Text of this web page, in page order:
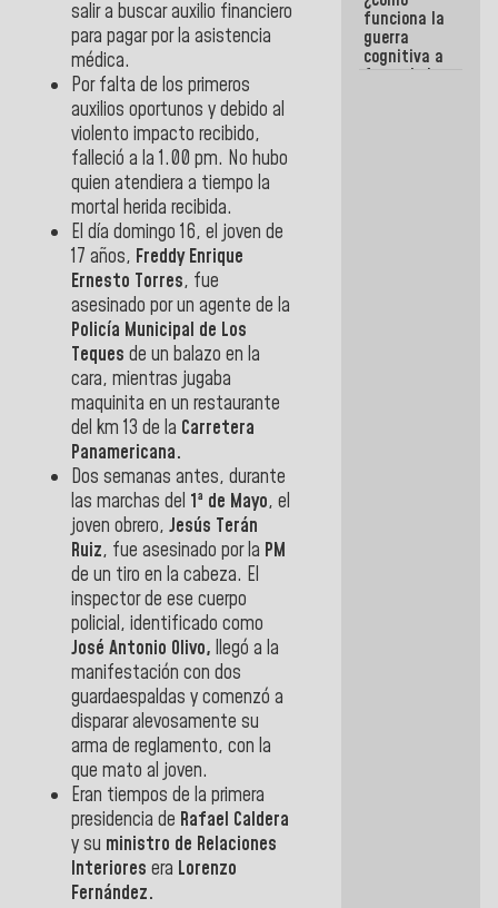
salir a buscar auxilio financiero
para pagar por la asistencia
médica.
Por falta de los primeros
auxilios oportunos y debido al
violento impacto recibido,
falleció a la 1.00 pm. No hubo
quien atendiera a tiempo la
mortal herida recibida.
El día domingo 16, el joven de
17 años, Freddy Enrique
Ernesto Torres, fue
asesinado por un agente de la
Policía Municipal de Los
Teques de un balazo en la
cara, mientras jugaba
maquinita en un restaurante
del km 13 de la Carretera
Panamericana.
Dos semanas antes, durante
las marchas del 1ª de Mayo, el
joven obrero, Jesús Terán
Ruiz, fue asesinado por la PM
de un tiro en la cabeza. El
inspector de ese cuerpo
policial, identificado como
José Antonio Olivo, llegó a la
manifestación con dos
guardaespaldas y comenzó a
disparar alevosamente su
arma de reglamento, con la
que mato al joven.
Eran tiempos de la primera
presidencia de Rafael Caldera
y su ministro de Relaciones
Interiores era Lorenzo
Fernández.
promover el
caos
funciona la
guerra
cognitiva a
favor de la